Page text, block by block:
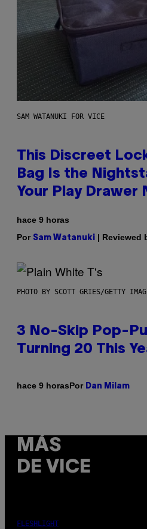
SAM WATANUKI FOR VICE
This Discreet
Bag Is the
Your Play Drawer
hace 9 horas
Por Sam Watanuki | Reviewed
PHOTO BY SCOTT GRIES/GETTY
3 No-Skip Pop-
Turning 20 This
hace 9 horasPor Dan Milam
MÁS
DE VICE
FLESHLIGHT